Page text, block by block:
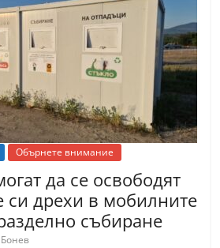
Обърнете внимание
да се освободят
си дрехи в мобилните
събиране